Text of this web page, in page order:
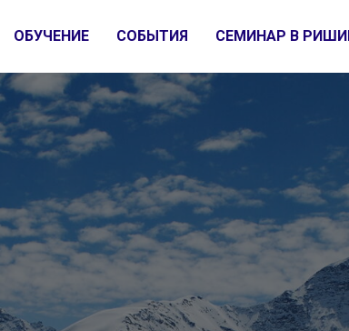
ОБУЧЕНИЕ СОБЫТИЯ СЕМИНАР В